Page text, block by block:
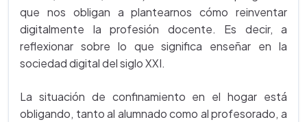
que nos obligan a plantearnos cómo reinventar
digitalmente la profesión docente. Es decir, a
reflexionar sobre lo que significa enseñar en la
sociedad digital del siglo XXI.
La situación de confinamiento en el hogar está
obligando, tanto al alumnado como al profesorado, a